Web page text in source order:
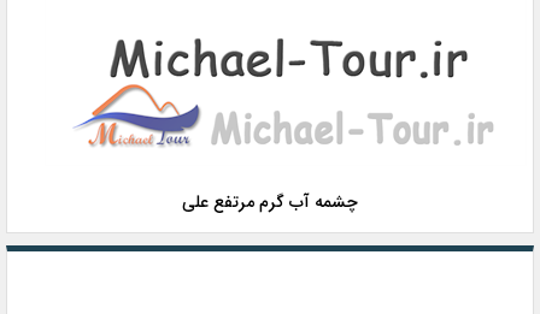
چشمه آب گرم مرتفع علی